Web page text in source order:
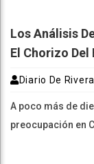
Los Análisis
El Chorizo
Diario De Rivera
A poco más de
preocupación en